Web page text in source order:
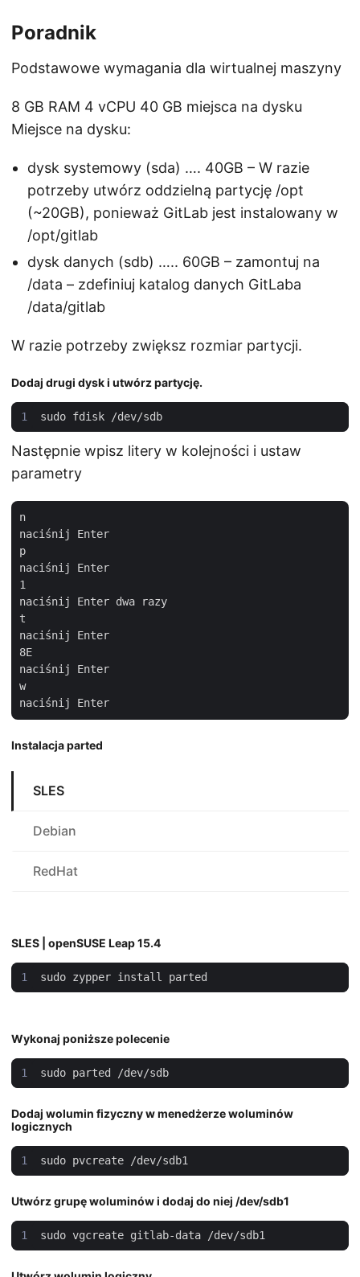
Poradnik
Podstawowe wymagania dla wirtualnej maszyny
8 GB RAM 4 vCPU 40 GB miejsca na dysku
Miejsce na dysku:
dysk systemowy (sda) …. 40GB – W razie
potrzeby utwórz oddzielną partycję /opt
(~20GB), ponieważ GitLab jest instalowany w
/opt/gitlab
dysk danych (sdb) ….. 60GB – zamontuj na
/data – zdefiniuj katalog danych GitLaba
/data/gitlab
W razie potrzeby zwiększ rozmiar partycji.
Dodaj drugi dysk i utwórz partycję.
Następnie wpisz litery w kolejności i ustaw
parametry
n
naciśnij Enter
p
naciśnij Enter
1
naciśnij Enter dwa razy
t
naciśnij Enter
8E
naciśnij Enter
w
Instalacja parted
SLES
Debian
RedHat
SLES | openSUSE Leap 15.4
Wykonaj poniższe polecenie
Dodaj wolumin fizyczny w menedżerze woluminów
logicznych
Utwórz grupę woluminów i dodaj do niej /dev/sdb1